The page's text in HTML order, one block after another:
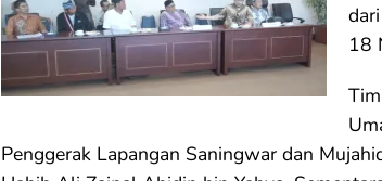
18
Penggerak Lapangan Saningwar dan